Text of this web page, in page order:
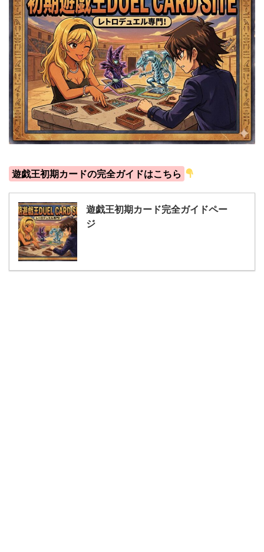
遊戯王初期カードの完全ガイドはこちら
遊戯王初期カード完全ガイドペー
ジ